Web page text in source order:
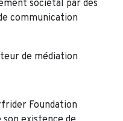
sociétal par des
communication
de médiation
Foundation